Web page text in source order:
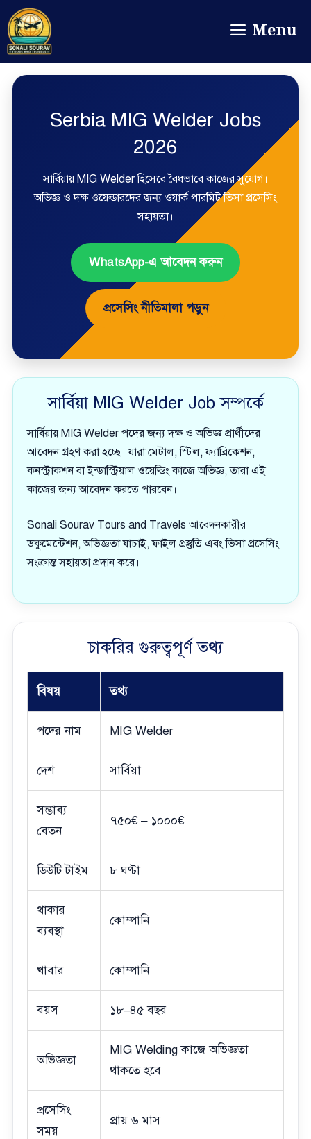
Menu
Serbia MIG Welder Jobs
2026
সার্বিয়ায় MIG Welder হিসেবে বৈধভাবে কাজের সুযোগ।
অভিজ্ঞ ও দক্ষ ওয়েল্ডারদের জন্য ওয়ার্ক পারমিট ভিসা প্রসেসিং
সহায়তা।
WhatsApp-এ আবেদন করুন
প্রসেসিং নীতিমালা পড়ুন
সার্বিয়া MIG Welder Job সম্পর্কে
সার্বিয়ায় MIG Welder পদের জন্য দক্ষ ও অভিজ্ঞ প্রার্থীদের
আবেদন গ্রহণ করা হচ্ছে। যারা মেটাল, স্টিল, ফ্যাব্রিকেশন,
কনস্ট্রাকশন বা ইন্ডাস্ট্রিয়াল ওয়েল্ডিং কাজে অভিজ্ঞ, তারা এই
কাজের জন্য আবেদন করতে পারবেন।
Sonali Sourav Tours and Travels আবেদনকারীর
ডকুমেন্টেশন, অভিজ্ঞতা যাচাই, ফাইল প্রস্তুতি এবং ভিসা প্রসেসিং
সংক্রান্ত সহায়তা প্রদান করে।
চাকরির গুরুত্বপূর্ণ তথ্য
বিষয় তথ্য
পদের নাম MIG Welder
দেশ সার্বিয়া
সম্ভাব্য
বেতন
৭৫০€ – ১০০০€
ডিউটি টাইম ৮ ঘণ্টা
থাকার
ব্যবস্থা
কোম্পানি
খাবার কোম্পানি
বয়স ১৮–৪৫ বছর
অভিজ্ঞতা
MIG Welding কাজে অভিজ্ঞতা
থাকতে হবে
প্রসেসিং
সময়
প্রায় ৬ মাস